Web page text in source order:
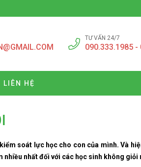
TƯ VẤN 24/7
090.333.1985 -
LIÊN HỆ
soát lực học cho con của mình. Và
nhiều nhất đối với các học sinh không giỏi